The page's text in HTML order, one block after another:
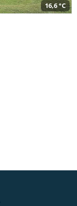
16,6 °C